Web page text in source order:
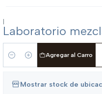
|
Laboratorio
Cantidad
Agregar al Carro
Mostrar stock de